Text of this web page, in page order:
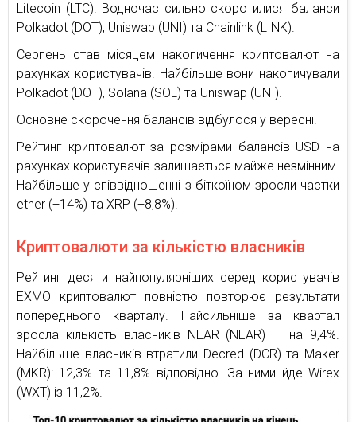
Litecoin (LTC). Водночас сильно скоротилися баланси
Polkadot (DOT), Uniswap (UNI) та Chainlink (LINK).
Серпень став місяцем накопичення криптовалют на
рахунках користувачів. Найбільше вони накопичували
Polkadot (DOT), Solana (SOL) та Uniswap (UNI).
Основне скорочення балансів відбулося у вересні.
Рейтинг криптовалют за розмірами балансів USD на
рахунках користувачів залишається майже незмінним.
Найбільше у співвідношенні з біткоїном зросли частки
ether (+14%) та XRP (+8,8%).
Криптовалюти за кількістю власників
Рейтинг десяти найпопулярніших серед користувачів
EXMO криптовалют повністю повторює результати
попереднього кварталу. Найсильніше за квартал
зросла кількість власників NEAR (NEAR) — на 9,4%.
Найбільше власників втратили Decred (DCR) та Maker
(MKR): 12,3% та 11,8% відповідно. За ними йде Wirex
(WXT) із 11,2%.